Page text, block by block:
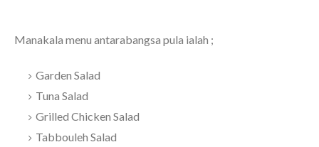
Manakala menu antarabangsa pula ialah ;
Garden Salad
Tuna Salad
Grilled Chicken Salad
Tabbouleh Salad